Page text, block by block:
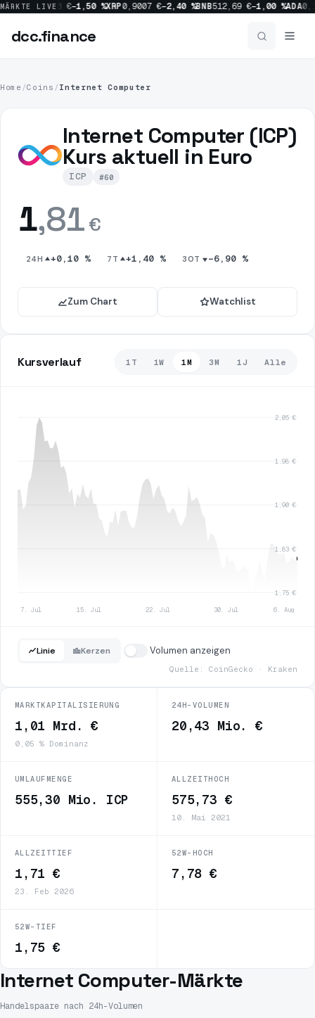
MÄRKTE LIVE
%SOL 63,28 €−1,50 %XRP0,9007 €−2,40 %BNB512,69 €−1,00 %ADA
dcc.finance
Home /Coins / Internet Computer
Internet Computer (ICP)
Kurs aktuell in Euro
ICP #60
1,81 €
24H +0,10 % 7T +1,40 % 30T −6,90 %
Zum Chart Watchlist
Kursverlauf 1T 1W 1M 3M 1J Alle
2,05 €
1,98 €
1,90 €
1,83 €
1,75 €
7. Jul 15. Jul 22. Jul 30. Jul 6. Aug
Linie Kerzen Volumen anzeigen
Quelle: CoinGecko · Kraken
MARKTKAPITALISIERUNG
1,01 Mrd. €
0,05 % Dominanz
24H-VOLUMEN
20,43 Mio. €
UMLAUFMENGE
555,30 Mio. ICP
ALLZEITHOCH
575,73 €
10. Mai 2021
ALLZEITTIEF
1,71 €
23. Feb 2026
52W-HOCH
7,78 €
52W-TIEF
1,75 €
Internet Computer-Märkte
Handelspaare nach 24h-Volumen
dcc.finance
Alle News
Bitcoin